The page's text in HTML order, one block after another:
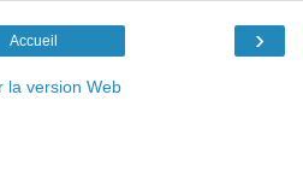
›
Accueil
la version Web